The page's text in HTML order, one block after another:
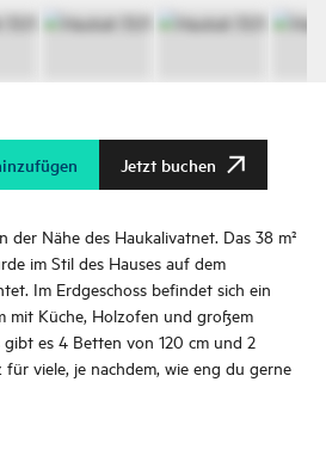
Jetzt buchen
der Nähe des Haukalivatnet. Das 38 m²
im Stil des Hauses auf dem
Im Erdgeschoss befindet sich ein
mit Küche, Holzofen und großem
gibt es 4 Betten von 120 cm und 2
viele, je nachdem, wie eng du gerne